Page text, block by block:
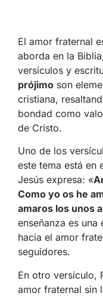
El amor fraternal
aborda en la
versículos y
prójimo son
cristiana,
bondad como
de Cristo.
Uno de los
este tema está en
Jesús expresa: «
Como yo os he
amaros los unos
enseñanza es
hacia el amor
seguidores.
En otro versículo,
amor fraternal sin